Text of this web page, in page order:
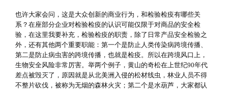
也许大家会问，这是大众创新的商业行为，和检验检疫有哪些关
系？在座部分企业对检验检疫的认识可能仅限于对商品的安全检
验，在这里我要补充，检验检疫的职责，除了日常产品安全检验之
外，还有其他两个重要职能：第一个是防止人类传染病跨境传播、
第二是防止病虫害的跨境传播，也就是检疫。所以在跨境风口上，
生物安全风险非常厉害。举两个例子，黄山的奇松在上世纪90年代
差点被毁灭了，原因就是从北美洲入侵的松材线虫，林业人员不得
不整片砍伐，被称为无烟的森林火灾；第二个是水葫芦，大家都认